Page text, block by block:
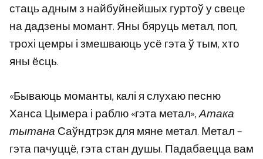
стаць адным з найбуйнейшых гуртоў у свеце
на дадзены момант. Яны бяруць метал, поп,
трохі цемры і змешваюць усё гэта ў тым, хто
яны ёсць.
«Бываюць моманты, калі я слухаю песню
Ханса Цымера і раблю «гэта метал»,Атака
тытанаСаўндтрэк для мяне метал. Метал –
гэта пачуццё, гэта стан душы. Падабаецца вам